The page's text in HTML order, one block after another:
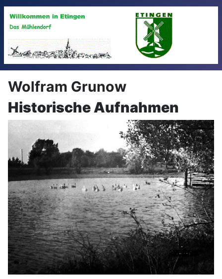
Wolfram Grunow
Historische Aufnahmen